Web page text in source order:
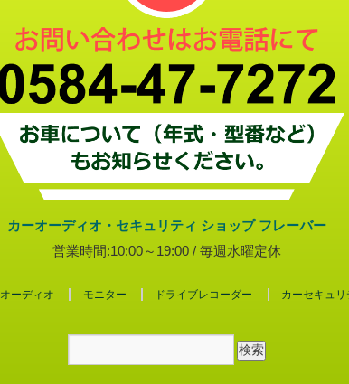
カーオーディオ・セキュリティ ショップ フレーバー
営業時間:10:00～19:00 / 毎週水曜定休
オーディオ モニター ドライブレコーダー カーセキュリ